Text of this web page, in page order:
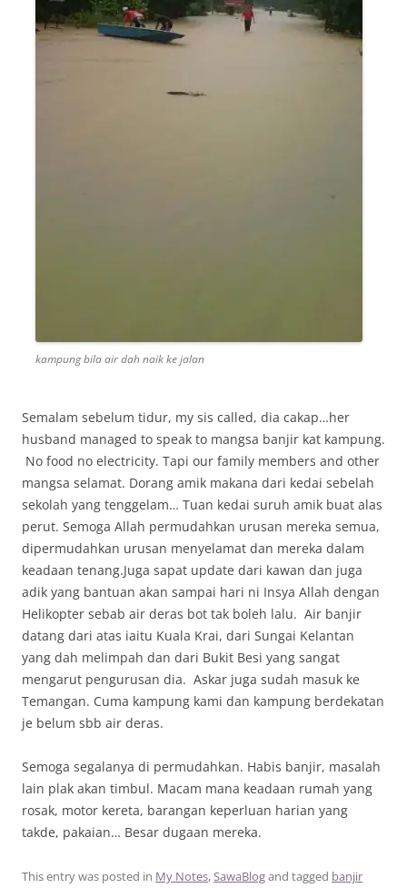
kampung bila air dah naik ke jalan
Semalam sebelum tidur, my sis called, dia cakap…her
husband managed to speak to mangsa banjir kat kampung.
No food no electricity. Tapi our family members and other
mangsa selamat. Dorang amik makana dari kedai sebelah
sekolah yang tenggelam… Tuan kedai suruh amik buat alas
perut. Semoga Allah permudahkan urusan mereka semua,
dipermudahkan urusan menyelamat dan mereka dalam
keadaan tenang.Juga sapat update dari kawan dan juga
adik yang bantuan akan sampai hari ni Insya Allah dengan
Helikopter sebab air deras bot tak boleh lalu. Air banjir
datang dari atas iaitu Kuala Krai, dari Sungai Kelantan
yang dah melimpah dan dari Bukit Besi yang sangat
mengarut pengurusan dia. Askar juga sudah masuk ke
Temangan. Cuma kampung kami dan kampung berdekatan
je belum sbb air deras.
Semoga segalanya di permudahkan. Habis banjir, masalah
lain plak akan timbul. Macam mana keadaan rumah yang
rosak, motor kereta, barangan keperluan harian yang
takde, pakaian… Besar dugaan mereka.
This entry was posted in My Notes,SawaBlogand tagged banjir